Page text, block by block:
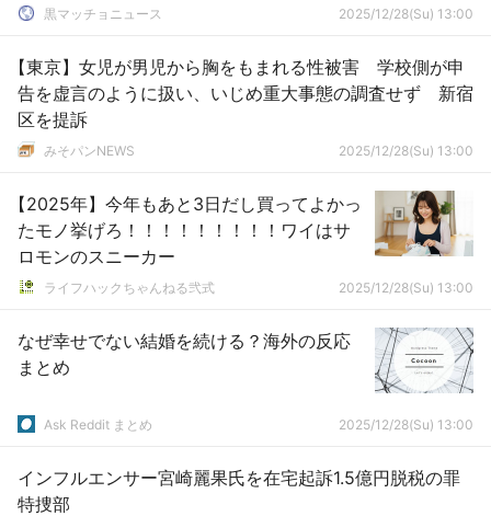
黒マッチョニュース 2025/12/28(Su) 13:00
【東京】女児が男児から胸をもまれる性被害 学校側が申
告を虚言のように扱い、いじめ重大事態の調査せず 新宿
区を提訴
みそパンNEWS 2025/12/28(Su) 13:00
【2025年】今年もあと3日だし買ってよかっ
たモノ挙げろ！！！！！！！！！ワイはサ
ロモンのスニーカー
ライフハックちゃんねる弐式 2025/12/28(Su) 13:00
なぜ幸せでない結婚を続ける？海外の反応
まとめ
Ask Reddit まとめ 2025/12/28(Su) 13:00
インフルエンサー宮崎麗果氏を在宅起訴1.5億円脱税の罪
特捜部